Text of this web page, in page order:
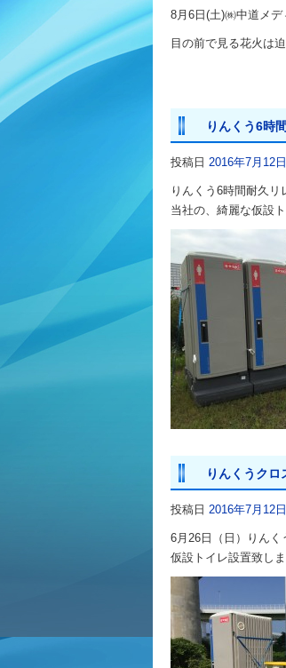
8月6日(土)㈱中道メ
目の前で見る花火は
りんくう6時
投稿日 2016年7月12日
りんくう6時間耐久リ
当社の、綺麗な仮設
りんくうクロ
投稿日 2016年7月12日
6月26日（日）りん
仮設トイレ設置致しま